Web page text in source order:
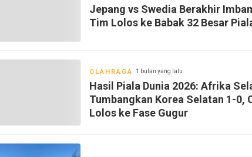
Jepang vs Swedia Berakhir
Tim Lolos ke Babak 32 Besar
OLAHRAGA 1 bulan yang lalu
Hasil Piala Dunia 2026: Afrika
Tumbangkan Korea Selatan 1-0,
Lolos ke Fase Gugur